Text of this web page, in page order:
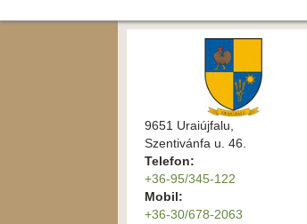
9651 Uraiújfalu,
Szentivánfa u. 46.
Telefon:
+36-95/345-122
Mobil:
+36-30/678-2063